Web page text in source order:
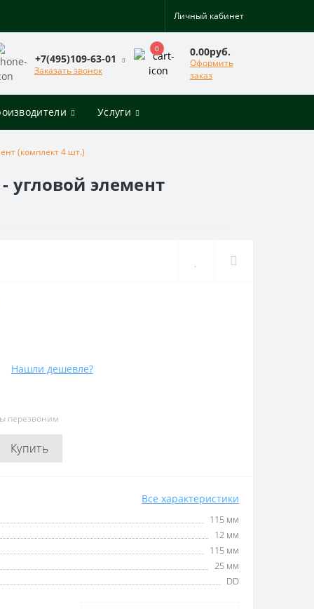
Личный кабинет
+7(495)109-63-01
Заказать звонок
0 0.00руб.
Оформить
заказ
Услуги
(комплект 4 шт.)
угловой элемент
Нашли дешевле?
перезвоним
Купить
Все характеристики
115 мм
12 мм
115 мм
25 мм
DD